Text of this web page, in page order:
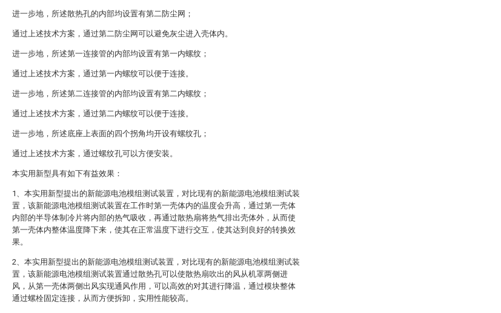
进一步地，所述散热孔的内部均设置有第二防尘网；
通过上述技术方案，通过第二防尘网可以避免灰尘进入壳体内。
进一步地，所述第一连接管的内部均设置有第一内螺纹；
通过上述技术方案，通过第一内螺纹可以便于连接。
进一步地，所述第二连接管的内部均设置有第二内螺纹；
通过上述技术方案，通过第二内螺纹可以便于连接。
进一步地，所述底座上表面的四个拐角均开设有螺纹孔；
通过上述技术方案，通过螺纹孔可以方便安装。
本实用新型具有如下有益效果：
1、本实用新型提出的新能源电池模组测试装置，对比现有的新能源电池模组测试装
置，该新能源电池模组测试装置在工作时第一壳体内的温度会升高，通过第一壳体
内部的半导体制冷片将内部的热气吸收，再通过散热扇将热气排出壳体外，从而使
第一壳体内整体温度降下来，使其在正常温度下进行交互，使其达到良好的转换效
果。
2、本实用新型提出的新能源电池模组测试装置，对比现有的新能源电池模组测试装
置，该新能源电池模组测试装置通过散热孔可以使散热扇吹出的风从机罩两侧进
风，从第一壳体两侧出风实现通风作用，可以高效的对其进行降温，通过模块整体
通过螺栓固定连接，从而方便拆卸，实用性能较高。